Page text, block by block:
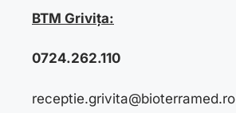
BTM Grivița:
0724.262.110
receptie.grivita@bioterramed.ro